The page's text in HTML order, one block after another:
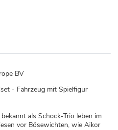
BV
- Fahrzeug mit Spielfigur
als Schock-Trio leben im
vor Bösewichten, wie Aikor